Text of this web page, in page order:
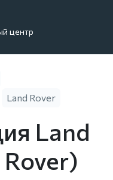
центр
Land Rover
Land